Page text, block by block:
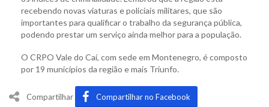
recebendo novas viaturas e policiais militares, que são
importantes para qualificar o trabalho da segurança pública,
podendo prestar um serviço ainda melhor para a população.
O CRPO Vale do Caí, com sede em Montenegro, é composto
por 19 municípios da região e mais Triunfo.
Compartilhar Compartilhar no Facebook